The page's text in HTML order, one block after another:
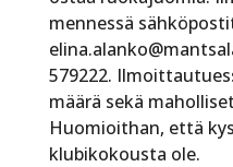
mennessä
579222.
määrä sekä
Huomioithan, että
klubikokousta ole.